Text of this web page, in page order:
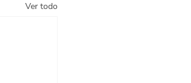
Ver todo